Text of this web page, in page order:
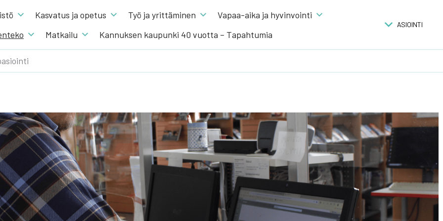
Kas­va­tus ja ope­tus Työ ja yrit­tä­mi­nen
Vapaa-aika ja hyvinvointi
Mat­kai­lu Kannuksen kaupunki 40 vuotta – Tapahtumia
ASIOINTI